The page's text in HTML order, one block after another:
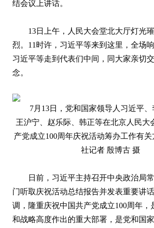
结会议上讲话。
13日上午，人民大会堂北大厅灯光
烈。11时许，习近平等来到这里，全场响
习近平等走到代表们中间，同大家亲切
念。
7月13日，党和国家领导人习近平、
王沪宁、赵乐际、韩正等在北京人民大
产党成立100周年庆祝活动筹办工作有
社记者 殷博古 摄
日前，习近平主持召开中央政治局
门听取庆祝活动总结报告并发表重要讲
调，隆重庆祝中国共产党成立100周年，
和战略高度作出的重大部署，是党和国